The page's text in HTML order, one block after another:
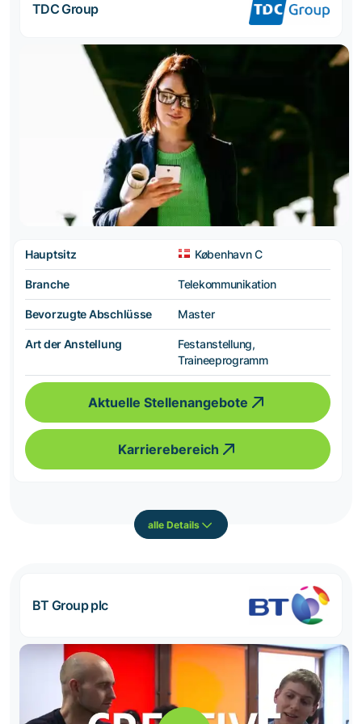
TDC Group
Hauptsitz København C
Branche Telekommunikation
Bevorzugte Abschlüsse Master
Art der Anstellung
Festanstellung,
Traineeprogramm
Aktuelle Stellenangebote
Karrierebereich
alle Details
BT Group plc